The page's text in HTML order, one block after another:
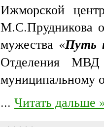
Ижморской
М.С.Прудникова
мужества «Путь
Отделения
муниципальному
... Читать дальше